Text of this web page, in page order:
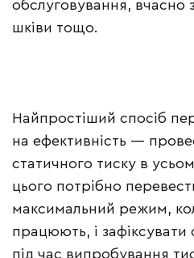
обслуговування, вчасно
шківи тощо.
Найпростіший спосіб
на ефективність —
статичного тиску в
цього потрібно
максимальний режим,
працюють, і
під час випробування